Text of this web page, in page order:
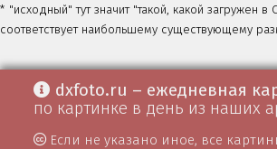
* "исходный" тут значит "такой, какой загружен в
соответствует наибольшему существующему
dxfoto.ru – ежедневная
по картинке в день из наших
Если не указано иное, все